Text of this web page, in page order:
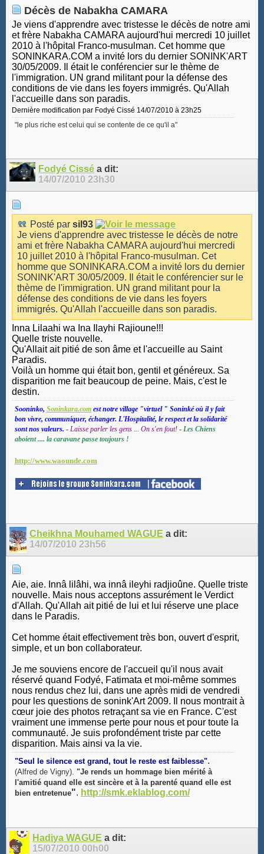
Décès de Nabakha CAMARA
Je viens d'apprendre avec tristesse le décès de notre ami
et frère Nabakha CAMARA aujourd'hui mercredi 10 juillet
2010 à l'hôpital Franco-musulman. Cet homme que
SONINKARA.COM a invité lors du dernier SONINK'ART
30/05/2009. Il était le conférencier sur le thème de
l'immigration. UN grand militant pour la défense des
conditions de vie dans les foyers immigrés. Qu'Allah
l'accueille dans son paradis.
Dernière modification par Fodyé Cissé 14/07/2010 à 23h25
"le plus riche est celui qui se contente de ce qu'il a"
Fodyé Cissé a dit:
14/07/2010 23h30
Posté par sil93
Je viens d'apprendre avec tristesse le décès de notre
ami et frère Nabakha CAMARA aujourd'hui mercredi
10 juillet 2010 à l'hôpital Franco-musulman. Cet
homme que SONINKARA.COM a invité lors du dernier
SONINK'ART 30/05/2009. Il était le conférencier sur le
thème de l'immigration. UN grand militant pour la
défense des conditions de vie dans les foyers
immigrés. Qu'Allah l'accueille dans son paradis.
Inna Lilaahi wa Ina Ilayhi Rajioune!!!
Quelle triste nouvelle.
Qu'Allait ait pitié de son âme et l'accueille au Saint
Paradis.
Voilà un homme qui était bon, gentil et généreux. Sa
disparition me fait beaucoup de peine. Mais, c'est le
destin.
Sooninko, Soninkara.com est notre village "virtuel " Soninké où il y fait
bon vivre, communiquer, échanger. L'Hospitalité, le respect et la solidarité
sont nos valeurs. - Laisse parler les gens ... On s'en fout! - Les Chiens
aboient .... la caravane passe toujours !
http://www.waounde.com
Cheikhna Mouhamed WAGUE a dit:
14/07/201023h56
Aie, aie. Innâ lilâhi, wa innâ ileyhi radjioûne. Quelle triste
nouvelle. Mais nous acceptons assurément le Verdict
d'Allah. Qu'Allah ait pitié de lui et lui réserve une place
dans le Paradis.
Cet homme était effectivement très bon, ouvert d'esprit,
simple, et un bon collaborateur.
Je me souviens encore de l'accueil qu'il nous avait
réservé quand Fodyé, Fatimata et moi-même sommes
nous rendus chez lui, dans une après midi de vendredi
pour les questions de sonink'Art 2009. Il nous montrait à
cœur joie des photos retraçant sa vie en France. C'est
vraiment une immense perte pour nous et pour toute la
communauté. Je suis profondément triste par cette
disparition. Mais ainsi va la vie.
"Seul le silence est grand, tout le reste est faiblesse".
(Alfred de Vigny). "Je rends un hommage bien mérité à
l'amitié quand elle est sincère et à la parenté quand elle est
bien entretenue". http://smk.eklablog.com/
Hadiya WAGUE a dit:
15/07/2010 00h00